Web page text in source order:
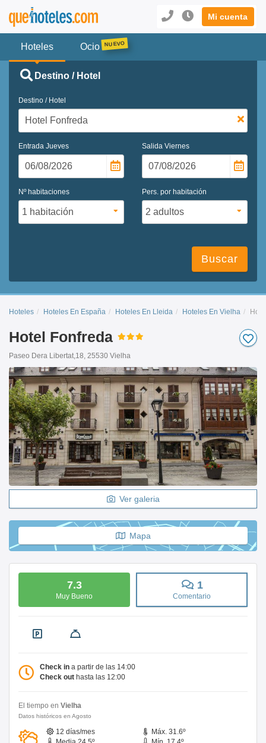
Mi cuenta
Hoteles Ocio
Destino / Hotel
Destino / Hotel
Entrada Jueves Salida Viernes
Nº habitaciones Pers. por habitación
Buscar
Hoteles Hoteles En España Hoteles En Lleida Hoteles En Vielha
Hotel Fonfreda
Paseo Dera Libertat,18, 25530 Vielha
Ver galeria
Mapa
7.3
Muy Bueno
1
Comentario
Check in a partir de las 14:00
Check out hasta las 12:00
El tiempo en Vielha
Datos históricos en Agosto
12 días/mes
Máx. 31.6º